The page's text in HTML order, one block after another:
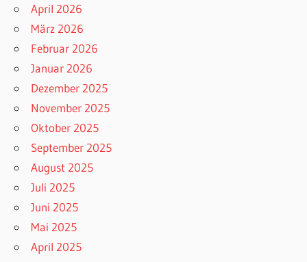
April 2026
März 2026
Februar 2026
Januar 2026
Dezember 2025
November 2025
Oktober 2025
September 2025
August 2025
Juli 2025
Juni 2025
Mai 2025
April 2025